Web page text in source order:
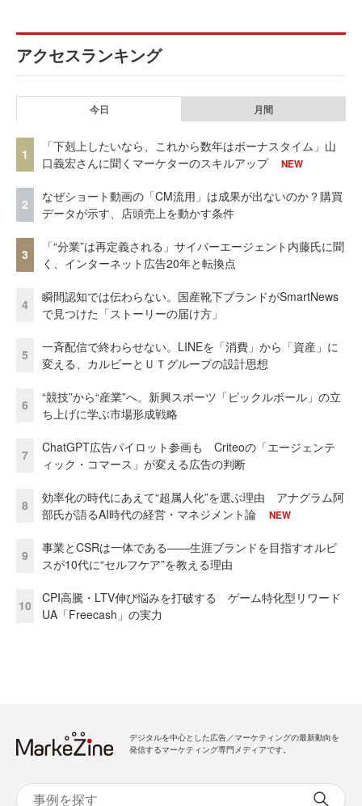
アクセスランキング
今日 月間
1
「下剋上したいなら、これから数年はボーナスタイム」山
口義宏さんに聞くマーケターのスキルアップ
NEW
2
なぜショート動画の「CM流用」は成果が出ないのか？購買
データが示す、店頭売上を動かす条件
3
「“分業”は再定義される」サイバーエージェント内藤氏に聞
く、インターネット広告20年と転換点
4
瞬間認知では伝わらない。国産靴下ブランドがSmartNews
で見つけた「ストーリーの届け方」
5
一斉配信で終わらせない。LINEを「消費」から「資産」に
変える、カルビーとＵＴグループの設計思想
6
“競技”から“産業”へ。新興スポーツ「ピックルボール」の立
ち上げに学ぶ市場形成戦略
7
ChatGPT広告パイロット参画も Criteoの「エージェンテ
ィック・コマース」が変える広告の判断
8
効率化の時代にあえて“超属人化”を選ぶ理由 アナグラム阿
部氏が語るAI時代の経営・マネジメント論
NEW
9
事業とCSRは一体である――生涯ブランドを目指すオルビ
スが10代に“セルフケア”を教える理由
10
CPI高騰・LTV伸び悩みを打破する ゲーム特化型リワード
UA「Freecash」の実力
デジタルを中心とした広告／マーケティングの最新動向を
発信するマーケティング専門メディアです。